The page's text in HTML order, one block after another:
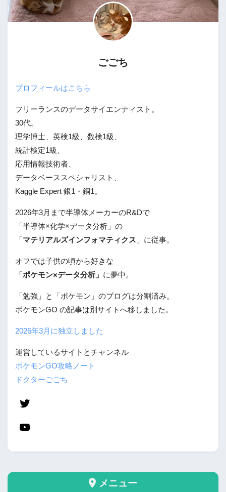
ごごち
プロフィールはこちら
フリーランスのデータサイエンティスト。
30代。
理学博士、英検1級、数検1級、
統計検定1級、
応用情報技術者、
データベーススペシャリスト、
Kaggle Expert 銀1・銅1。
2026年3月まで半導体メーカーのR&Dで
「半導体×化学×データ分析」の
「 マテリアルズインフォマティクス 」に従事。
オフでは子供の頃から好きな
「ポケモン×データ分析」 に夢中。
「勉強」と「ポケモン」のブログは分割済み。
ポケモンGO の記事は別サイトへ移しました。
2026年3月に独立しました
運営しているサイトとチャンネル
ポケモンGO攻略ノート
ドクターごごち
メニュー